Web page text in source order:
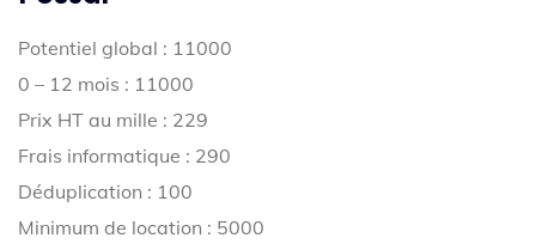
Potentiel global : 11000
0 – 12 mois : 11000
Prix HT au mille : 229
Frais informatique : 290
Déduplication : 100
Minimum de location : 5000